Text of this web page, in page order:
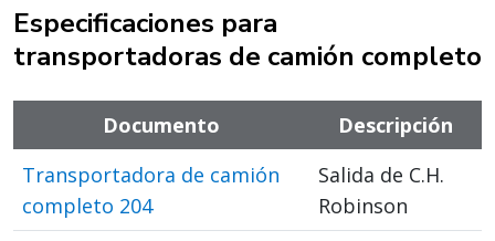
Especificaciones para
transportadoras de camión completo
Documento
Descripción
Transportadora de camión
completo 204
Salida de C.H.
Robinson